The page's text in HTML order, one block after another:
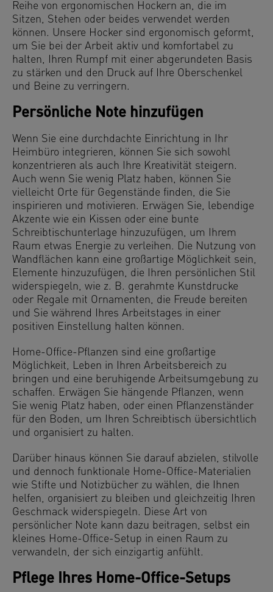
Reihe von ergonomischen Hockern an, die im
Sitzen, Stehen oder beides verwendet werden
können. Unsere Hocker sind ergonomisch geformt,
um Sie bei der Arbeit aktiv und komfortabel zu
halten, Ihren Rumpf mit einer abgerundeten Basis
zu stärken und den Druck auf Ihre Oberschenkel
und Beine zu verringern.
Persönliche Note hinzufügen
Wenn Sie eine durchdachte Einrichtung in Ihr
Heimbüro integrieren, können Sie sich sowohl
konzentrieren als auch Ihre Kreativität steigern.
Auch wenn Sie wenig Platz haben, können Sie
vielleicht Orte für Gegenstände finden, die Sie
inspirieren und motivieren. Erwägen Sie, lebendige
Akzente wie ein Kissen oder eine bunte
Schreibtischunterlage hinzuzufügen, um Ihrem
Raum etwas Energie zu verleihen. Die Nutzung von
Wandflächen kann eine großartige Möglichkeit sein,
Elemente hinzuzufügen, die Ihren persönlichen Stil
widerspiegeln, wie z. B. gerahmte Kunstdrucke
oder Regale mit Ornamenten, die Freude bereiten
und Sie während Ihres Arbeitstages in einer
positiven Einstellung halten können.
Home-Office-Pflanzen sind eine großartige
Möglichkeit, Leben in Ihren Arbeitsbereich zu
bringen und eine beruhigende Arbeitsumgebung zu
schaffen. Erwägen Sie hängende Pflanzen, wenn
Sie wenig Platz haben, oder einen Pflanzenständer
für den Boden, um Ihren Schreibtisch übersichtlich
und organisiert zu halten.
Darüber hinaus können Sie darauf abzielen, stilvolle
und dennoch funktionale Home-Office-Materialien
wie Stifte und Notizbücher zu wählen, die Ihnen
helfen, organisiert zu bleiben und gleichzeitig Ihren
Geschmack widerspiegeln. Diese Art von
persönlicher Note kann dazu beitragen, selbst ein
kleines Home-Office-Setup in einen Raum zu
verwandeln, der sich einzigartig anfühlt.
Pflege Ihres Home-Office-Setups